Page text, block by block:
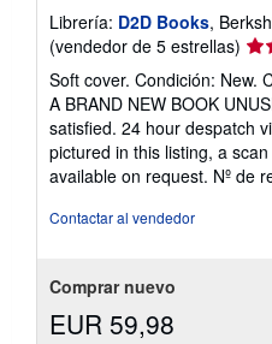
Librería: D2D Books,
(vendedor de 5 estrellas)
del
5
de
5
Soft cover. Condición: New.
A BRAND NEW BOOK
satisfied. 24 hour despatch
pictured in this listing, a
available on request. Nº de
Contactar al vendedor
Comprar nuevo
EUR 59,98